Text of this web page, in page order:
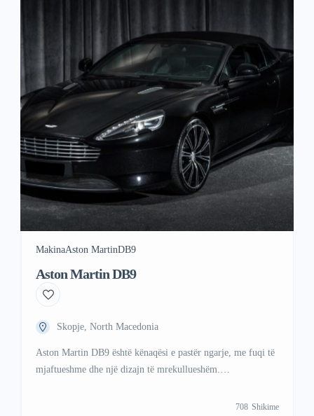
MakinaAston MartinDB9
Aston Martin DB9
Skopje, North Macedonia
Aston Martin DB9 është kënaqësi e pastër ngarje, me fuqi të
mjaftueshme dhe një dizajn të mrekullueshëm.
708 Shikime